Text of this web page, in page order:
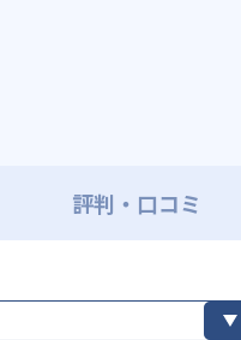
評判・口コミ